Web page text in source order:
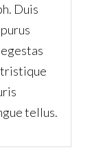
Duis
tristique
tellus.